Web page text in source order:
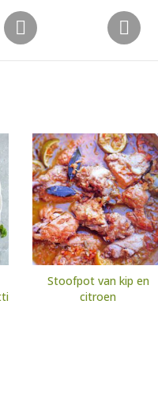
Stoofpot van kip en
citroen